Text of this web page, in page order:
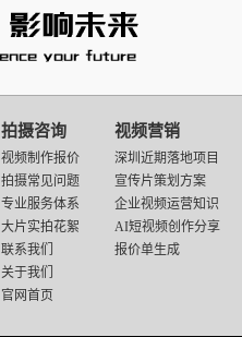
拍摄咨询
视频制作报价
拍摄常见问题
专业服务体系
大片实拍花絮
联系我们
关于我们
官网首页
视频营销
深圳近期落地项目
宣传片策划方案
企业视频运营知识
AI短视频创作分享
报价单生成